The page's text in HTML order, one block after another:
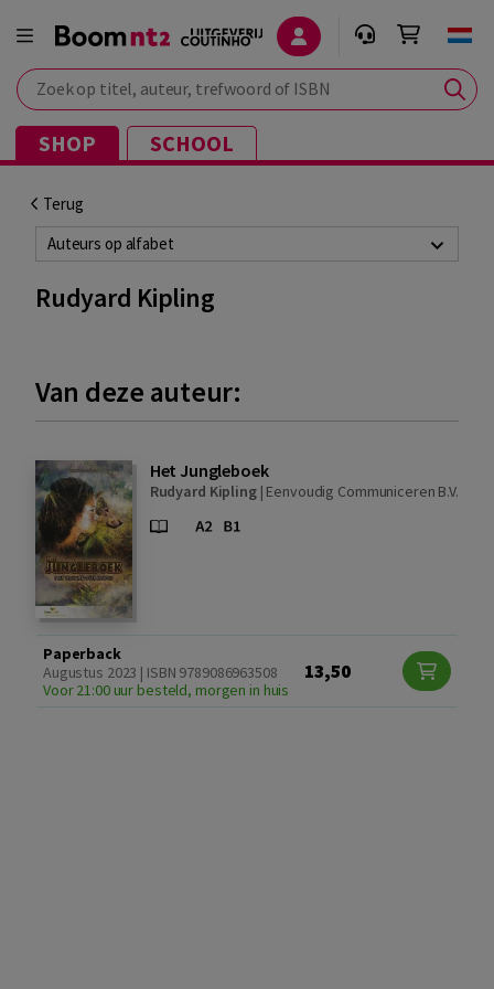
Zoek op titel, auteur, trefwoord of ISBN
SHOP SCHOOL
Terug
Auteurs op alfabet
Rudyard Kipling
Van deze auteur:
Het Jungleboek
Rudyard Kipling| Eenvoudig Communiceren B.V.
Paperback
Augustus 2023 | ISBN 9789086963508
Voor 21:00 uur besteld, morgen in huis
13,50